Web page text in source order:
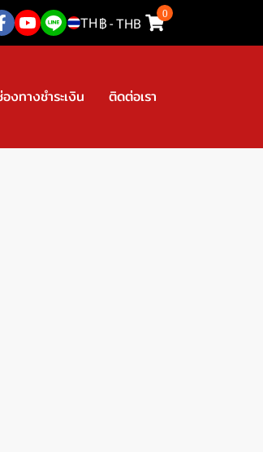
TH ฿ - THB
0
งทางชำระเงิน ติดต่อเรา